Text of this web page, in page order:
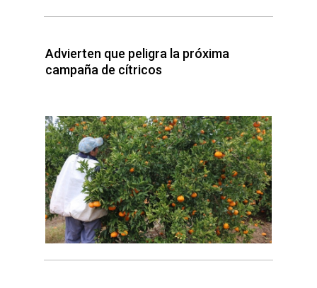
Advierten que peligra la próxima
campaña de cítricos